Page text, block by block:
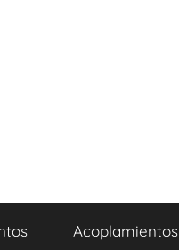
Acoplamientos